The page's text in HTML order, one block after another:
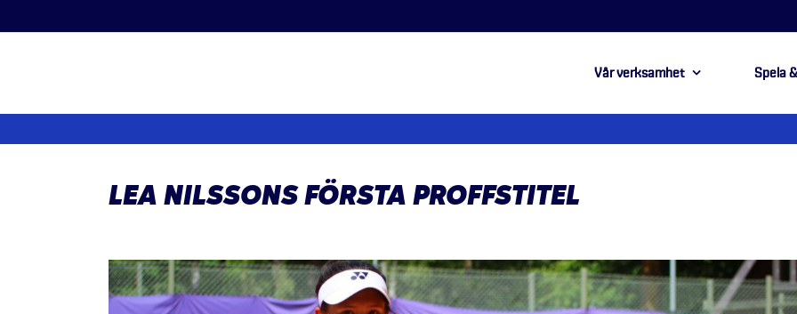
till
Vår verksamhet Spela
LEA NILSSONS FÖRSTA PROFFSTITEL